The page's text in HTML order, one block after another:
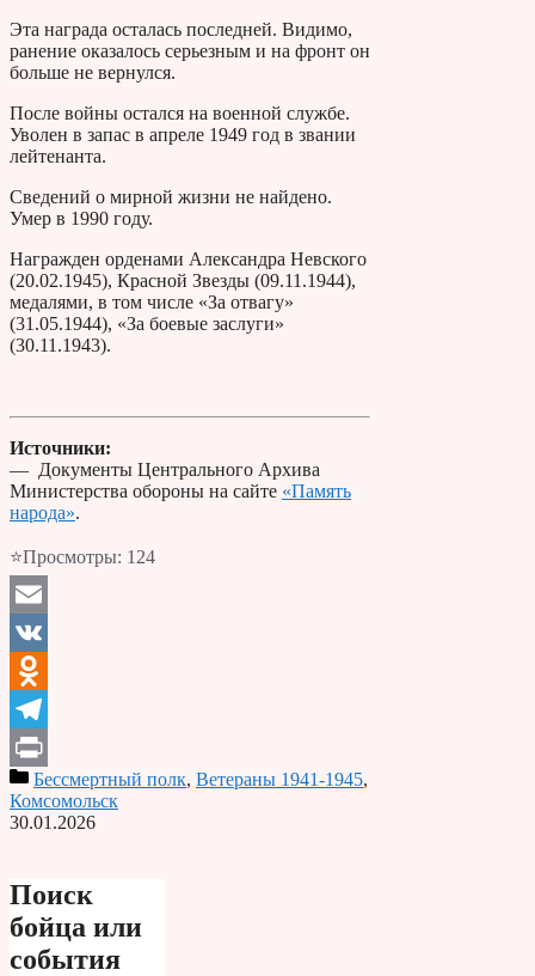
Эта награда осталась последней. Видимо,
ранение оказалось серьезным и на фронт он
больше не вернулся.
После войны остался на военной службе.
Уволен в запас в апреле 1949 год в звании
лейтенанта.
Сведений о мирной жизни не найдено.
Умер в 1990 году.
Награжден орденами Александра Невского
(20.02.1945), Красной Звезды (09.11.1944),
медалями, в том числе «За отвагу»
(31.05.1944), «За боевые заслуги»
(30.11.1943).
Источники:
— Документы Центрального Архива
Министерства обороны на сайте «Память
народа».
⭐Просмотры: 124
Email
VK
Odnoklassniki
Telegram
PrintБессмертный полк, Ветераны 1941-1945,
Комсомольск
30.01.2026
Поиск
бойца или
события